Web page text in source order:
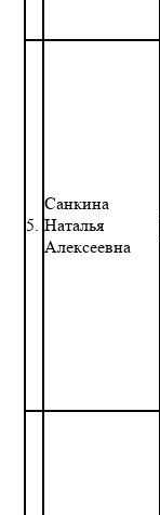
5.
Санкина
Наталья
Алексеевна